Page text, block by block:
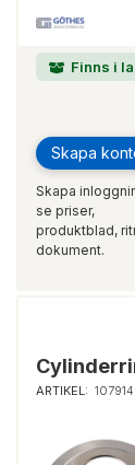
Finns i
Skapa
Skapa
se priser,
produktblad,
dokument.
ARTIKEL: 107914